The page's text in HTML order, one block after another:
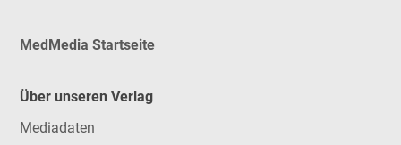
MedMedia Startseite
Über unseren Verlag
Mediadaten